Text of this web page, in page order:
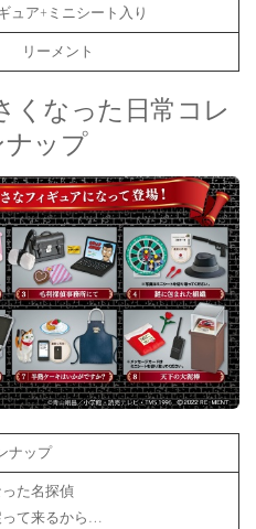
ュア+ミニシート入り
リーメント
くなった日常コレ
ナップ
ナップ
た名探偵
って来るから…